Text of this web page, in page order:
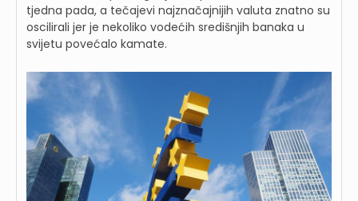
tjedna pada, a tečajevi najznačajnijih valuta znatno su
oscilirali jer je nekoliko vodećih središnjih banaka u
svijetu povećalo kamate.